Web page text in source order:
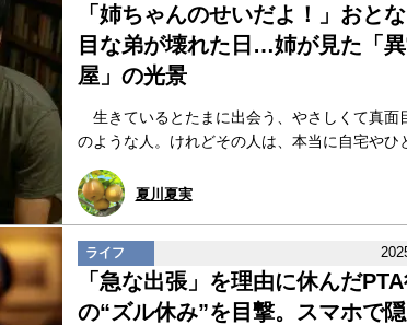
「姉ちゃんのせいだよ！」おと
目な弟が壊れた日…姉が見た「
屋」の光景
生きているとたまに出会う、やさしくて真面
のような人。けれどその人は、本当に自宅やひ
夏川夏実
ライフ
「急な出張」を理由に休んだ
の“ズル休み”を目撃。スマホで